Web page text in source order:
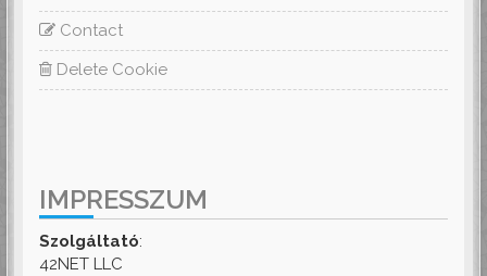
Contact
Delete Cookie
IMPRESSZUM
Szolgáltató:
42NET LLC